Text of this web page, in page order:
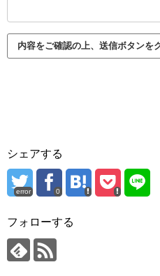
シェアする
error 0
フォローする